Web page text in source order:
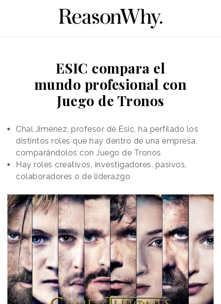
ESIC compara el
mundo profesional con
Juego de Tronos
Chal Jiménez, profesor de Esic, ha perfilado los
distintos roles que hay dentro de una empresa,
comparándolos con Juego de Tronos
Hay roles creativos, investigadores, pasivos,
colaboradores o de liderazgo